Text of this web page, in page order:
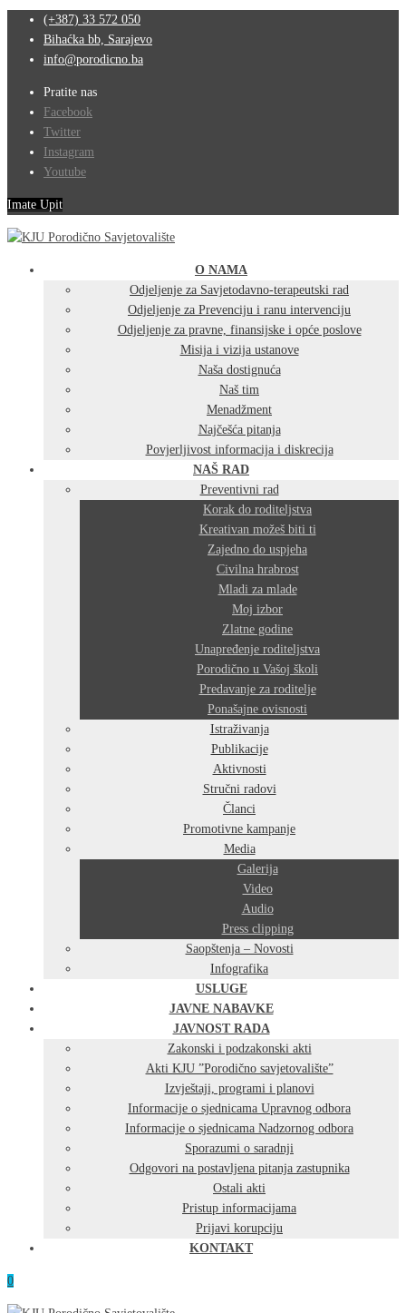
(+387) 33 572 050
Bihaćka bb, Sarajevo
info@porodicno.ba
Pratite nas
Facebook
Twitter
Instagram
Youtube
Imate Upit
O NAMA
Odjeljenje za Savjetodavno-terapeutski rad
Odjeljenje za Prevenciju i ranu intervenciju
Odjeljenje za pravne, finansijske i opće poslove
Misija i vizija ustanove
Naša dostignuća
Naš tim
Menadžment
Najčešća pitanja
Povjerljivost informacija i diskrecija
NAŠ RAD
Preventivni rad
Korak do roditeljstva
Kreativan možeš biti ti
Zajedno do uspjeha
Civilna hrabrost
Mladi za mlade
Moj izbor
Zlatne godine
Unapređenje roditeljstva
Porodično u Vašoj školi
Predavanje za roditelje
Ponašajne ovisnosti
Istraživanja
Publikacije
Aktivnosti
Stručni radovi
Članci
Promotivne kampanje
Media
Galerija
Video
Audio
Press clipping
Saopštenja – Novosti
Infografika
USLUGE
JAVNE NABAVKE
JAVNOST RADA
Zakonski i podzakonski akti
Akti KJU ”Porodično savjetovalište”
Izvještaji, programi i planovi
Informacije o sjednicama Upravnog odbora
Informacije o sjednicama Nadzornog odbora
Sporazumi o saradnji
Odgovori na postavljena pitanja zastupnika
Ostali akti
Pristup informacijama
Prijavi korupciju
KONTAKT
0